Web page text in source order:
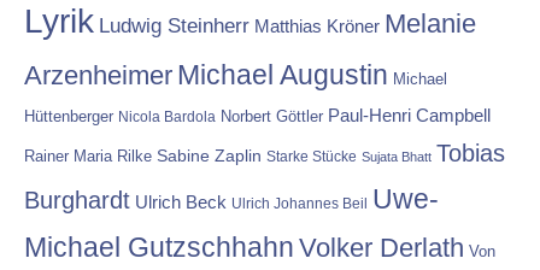
Lyrik Ludwig Steinherr Matthias Kröner Melanie
Arzenheimer Michael Augustin Michael
Hüttenberger Nicola Bardola Norbert Göttler Paul-Henri Campbell
Rainer Maria Rilke Sabine Zaplin Starke Stücke Sujata Bhatt Tobias
Burghardt Ulrich Beck Ulrich Johannes Beil Uwe-
Michael Gutzschhahn Volker Derlath Von